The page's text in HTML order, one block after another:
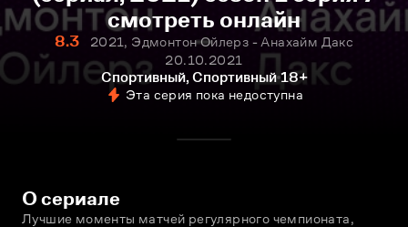
смотреть онлайн
8.3
2021, Эдмонтон Ойлерз - Анахайм Дакс
20.10.2021
Спортивный, Спортивный 18+
Эта серия пока недоступна
О сериале
Лучшие моменты матчей регулярного чемпионата,